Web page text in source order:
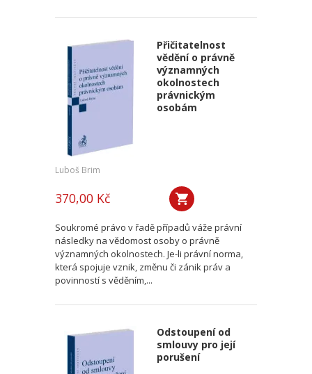
Přičitatelnost
vědění o právně
významných
okolnostech
právnickým
osobám
Luboš Brim
370,00 Kč
Soukromé právo v řadě případů váže právní
následky na vědomost osoby o právně
významných okolnostech. Je-li právní norma,
která spojuje vznik, změnu či zánik práv a
povinností s věděním,...
Odstoupení od
smlouvy pro její
porušení